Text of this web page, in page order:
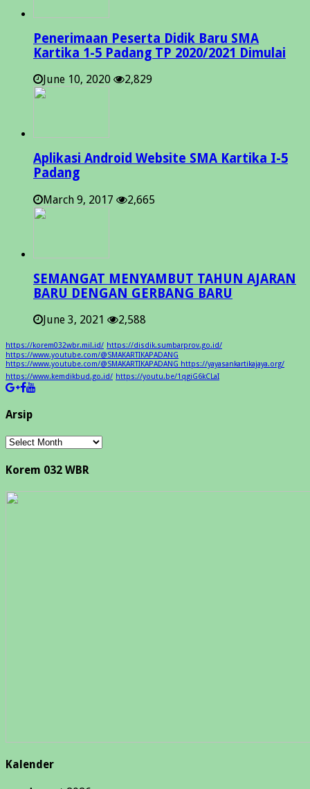
Penerimaan Peserta Didik Baru SMA
Kartika 1-5 Padang TP 2020/2021 Dimulai
June 10, 2020 2,829
Aplikasi Android Website SMA Kartika I-5
Padang
March 9, 2017 2,665
SEMANGAT MENYAMBUT TAHUN AJARAN
BARU DENGAN GERBANG BARU
June 3, 2021 2,588
https://korem032wbr.mil.id/ https://disdik.sumbarprov.go.id/
https://www.youtube.com/@SMAKARTIKAPADANG
https://www.youtube.com/@SMAKARTIKAPADANG https://yayasankartikajaya.org/
https://www.kemdikbud.go.id/ https://youtu.be/1qgiG6kCLaI
Arsip
Arsip
Korem 032 WBR
Kalender